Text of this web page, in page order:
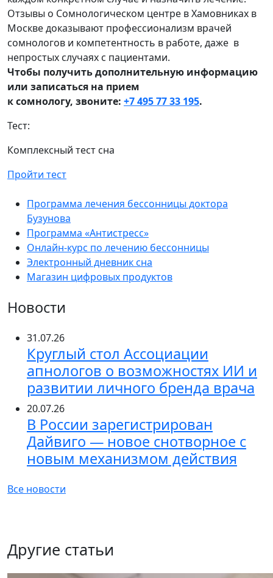
Отзывы о Сомнологическом центре в Хамовниках в
Москве доказывают профессионализм врачей
сомнологов и компетентность в работе, даже в
непростых случаях с пациентами.
Чтобы получить дополнительную информацию
или записаться на прием
к сомнологу, звоните: +7 495 77 33 195.
Тест:
Комплексный тест сна
Пройти тест
Программа лечения бессонницы доктора
Бузунова
Программа «Антистресс»
Онлайн-курс по лечению бессонницы
Электронный дневник сна
Магазин цифровых продуктов
Новости
31.07.26
Круглый стол Ассоциации
апнологов о возможностях ИИ и
развитии личного бренда врача
20.07.26
В России зарегистрирован
Дайвиго — новое снотворное с
новым механизмом действия
Все новости
Другие статьи